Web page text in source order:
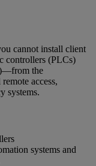
cannot install client
controllers (PLCs)
the
access,
systems.
systems and